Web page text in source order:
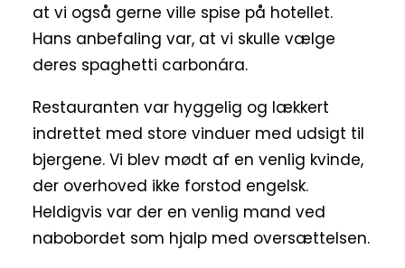
at vi også gerne ville spise på hotellet.
Hans anbefaling var, at vi skulle vælge
deres spaghetti carbonára.
Restauranten var hyggelig og lækkert
indrettet med store vinduer med udsigt til
bjergene. Vi blev mødt af en venlig kvinde,
der overhoved ikke forstod engelsk.
Heldigvis var der en venlig mand ved
nabobordet som hjalp med oversættelsen.